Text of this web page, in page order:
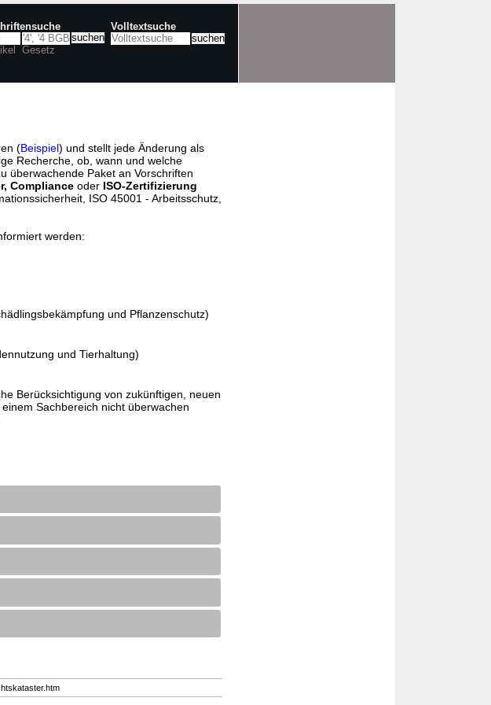
Gesetz
Volltextsuche
(Beispiel) und stellt jede Änderung als
Recherche, ob, wann und welche
überwachende Paket an Vorschriften
Compliance oder ISO-Zertifizierung
ISO 45001 - Arbeitsschutz,
werden:
und Pflanzenschutz)
und Tierhaltung)
Berücksichtigung von zukünftigen, neuen
Sachbereich nicht überwachen